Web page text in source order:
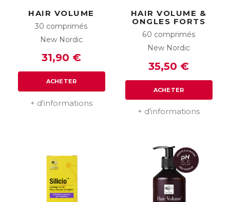
HAIR VOLUME
30 comprimés
New Nordic
31,90 €
ACHETER
+ d'informations
HAIR VOLUME &
ONGLES FORTS
60 comprimés
New Nordic
35,50 €
ACHETER
+ d'informations